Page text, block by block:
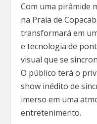
Com uma pirâmide
na Praia de
transformará em
e tecnologia de
visual que se
O público terá o
show inédito de
imerso em uma
entretenimento.